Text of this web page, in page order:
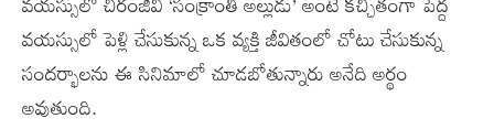
వయస్సులో పెళ్లి చేసుకున్న ఒక వ్యక్తి జీవితంలో చోటు చేసుకున్న
సందర్భాలను ఈ సినిమాలో చూడబోతున్నారు అనేది అర్థం
అవుతుంది.